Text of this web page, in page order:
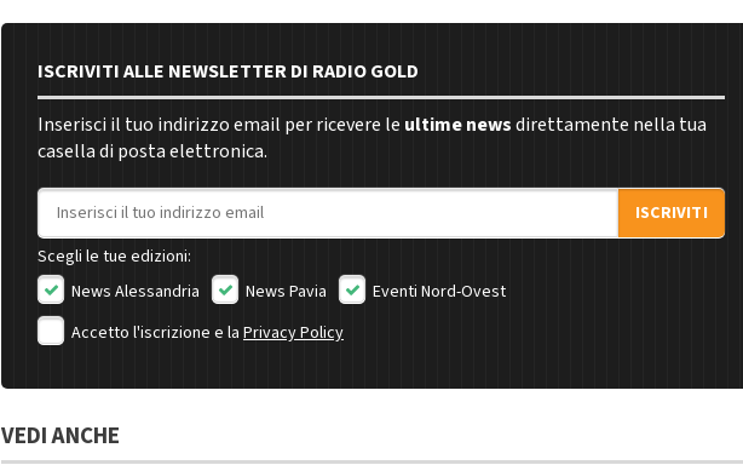
ISCRIVITI ALLE NEWSLETTER DI RADIO GOLD
Inserisci il tuo indirizzo email per ricevere le ultime newsdirettamente nella tua
casella di posta elettronica.
Indirizzo email
ISCRIVITI
Scegli le tue edizioni:
News Alessandria
News Pavia
Eventi Nord-Ovest
Accetto l'iscrizione e la Privacy Policy
VEDI ANCHE